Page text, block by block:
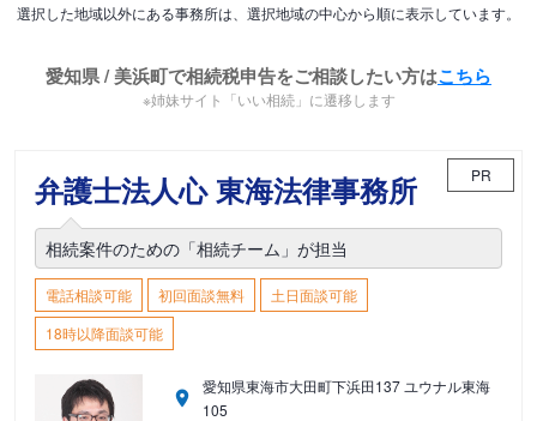
選択した地域以外にある事務所は、選択地域の中心から順に表示しています。
愛知県 / 美浜町で相続税申告をご相談したい方はこちら
※姉妹サイト「いい相続」に遷移します
弁護士法人心 東海法律事務所 PR
相続案件のための「相続チーム」が担当
電話相談可能 初回面談無料
土日面談可能
18時以降面談可能
愛知県東海市大田町下浜田137 ユウナル東海
105